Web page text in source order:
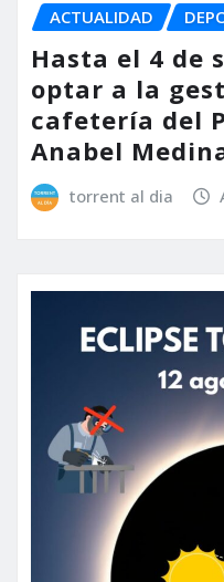
ACTUALIDAD
Hasta el 4 de
optar a la
cafetería del
Anabel
torrent al dia